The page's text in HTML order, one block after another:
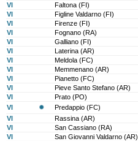
VI
Faltona (FI)
VI
Figline Valdarno (FI)
VI
Firenze (FI)
VI
Fognano (RA)
VI
Galliano (FI)
VI
Laterina (AR)
VI
Meldola (FC)
VI
Memmenano (AR)
VI
Pianetto (FC)
VI
Pieve Santo Stefano (AR)
VI
Prato (PO)
VI
Predappio (FC)
VI
Rassina (AR)
VI
San Cassiano (RA)
VI
San Giovanni Valdarno (AR)